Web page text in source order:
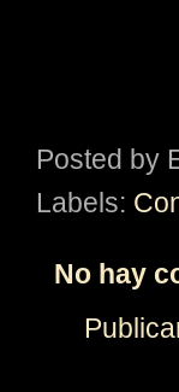
Posted by
Labels:
No hay